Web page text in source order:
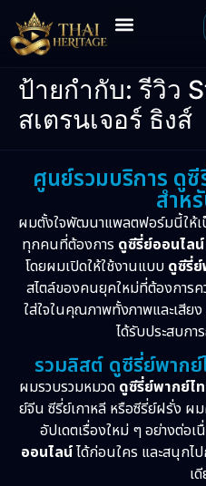
ป้ายกำกับ:รีวิว
สเตรนเจอร์ ธิงส์
ศูนย์รวมบริการ ดู
สำห
ผมตั้งใจพัฒนาแพลตฟอร์มนี้ให้
ทุกคนที่ต้องการ ดูซีรี่ย์ออนไลน์
โดยผมเปิดให้ใช้งานแบบ ดูซีรี่ย์
สไตล์ของคนยุคใหม่ที่ต้องการค
ใส่ใจในคุณภาพทั้งภาพและเสีย
ได้รับประสบก
รวมลิสต์ ดูซีรี่ย์พาก
ผมรวบรวมหมวด ดูซีรี่ย์พากย์ไ
ย์จีน ซีรี่ย์เกาหลี หรือซีรี่ย์ฝรั่ง ผ
อัปเดตเรื่องใหม่ ๆ อย่างต่อ
ออนไลน์ได้ก่อนใคร และสนุกไ
เ